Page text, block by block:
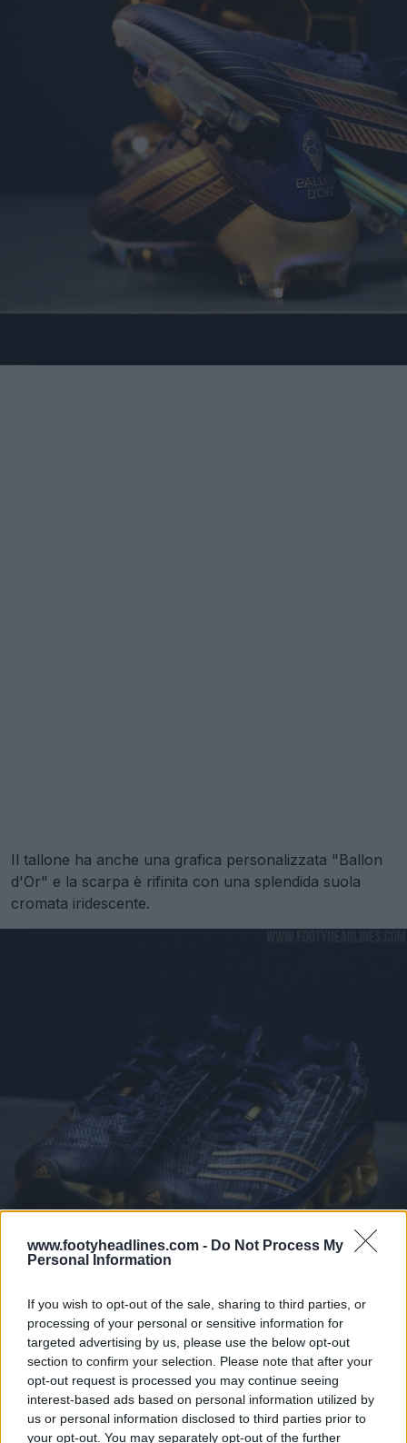
www.footyheadlines.com - Do Not Process My
Personal Information
If you wish to opt-out of the sale, sharing to third parties, or
processing of your personal or sensitive information for
targeted advertising by us, please use the below opt-out
section to confirm your selection. Please note that after your
opt-out request is processed you may continue seeing
interest-based ads based on personal information utilized by
us or personal information disclosed to third parties prior to
your opt-out. You may separately opt-out of the further
Il tallone ha anche una grafica personalizzata "Ballon
d'Or" e la scarpa è rifinita con una splendida suola
cromata iridescente.
Scarpe da ginnastica Predator
Megaride abbinate